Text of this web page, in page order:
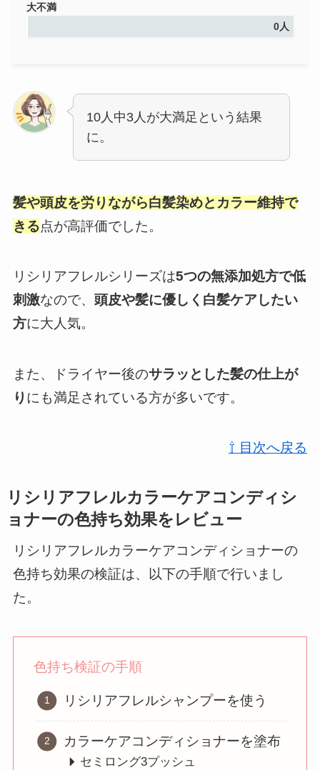
大不満
0人
10人中3人が大満足という結果
に。
髪や頭皮を労りながら白髪染めとカラー維持で
きる点が高評価でした。
リシリアフレルシリーズは5つの無添加処方で低
刺激なので、 頭皮や髪に優しく白髪ケアしたい
方に大人気。
また、ドライヤー後のサラッとした髪の仕上が
り にも満足されている方が多いです。
⇧ 目次へ戻る
リシリアフレルカラーケアコンディシ
ョナーの色持ち効果をレビュー
リシリアフレルカラーケアコンディショナーの
色持ち効果の検証は、以下の手順で行いまし
た。
色持ち検証の手順
リシリアフレルシャンプーを使う
カラーケアコンディショナーを塗布
セミロング3プッシュ